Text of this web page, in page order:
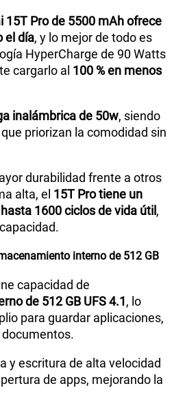
15T Pro de 5500 mAh ofrece
el día, y lo mejor de todo es
HyperCharge de 90 Watts
cargarlo al 100 % en menos
inalámbrica de 50w, siendo
priorizan la comodidad sin
durabilidad frente a otros
alta, el 15T Pro tiene un
1600 ciclos de vida útil ,
interno de 512 GB
capacidad de
de 512 GB UFS 4.1, lo
para guardar aplicaciones,
y escritura de alta velocidad
de apps, mejorando la